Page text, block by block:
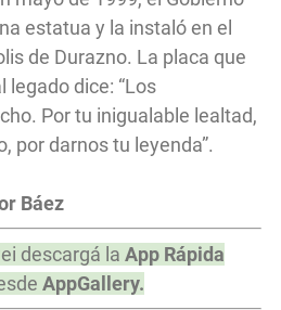
estatua y la instaló en el
de Durazno. La placa que
legado dice: “Los
Por tu inigualable lealtad,
por darnos tu leyenda”.
Báez
descargá la App Rápida
AppGallery.